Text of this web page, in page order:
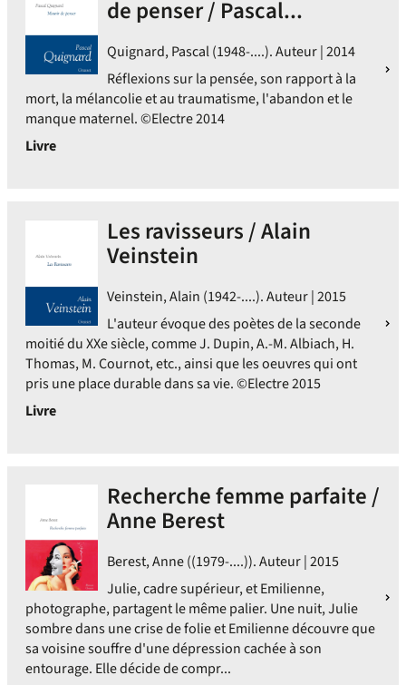
de penser / Pascal...
Quignard, Pascal (1948-....). Auteur | 2014
Réflexions sur la pensée, son rapport à la
mort, la mélancolie et au traumatisme, l'abandon et le
manque maternel. ©Electre 2014
Livre
Les ravisseurs / Alain
Veinstein
Veinstein, Alain (1942-....). Auteur | 2015
L'auteur évoque des poètes de la seconde
moitié du XXe siècle, comme J. Dupin, A.-M. Albiach, H.
Thomas, M. Cournot, etc., ainsi que les oeuvres qui ont
pris une place durable dans sa vie. ©Electre 2015
Livre
Recherche femme parfaite /
Anne Berest
Berest, Anne ((1979-....)). Auteur | 2015
Julie, cadre supérieur, et Emilienne,
photographe, partagent le même palier. Une nuit, Julie
sombre dans une crise de folie et Emilienne découvre que
sa voisine souffre d'une dépression cachée à son
entourage. Elle décide de compr...